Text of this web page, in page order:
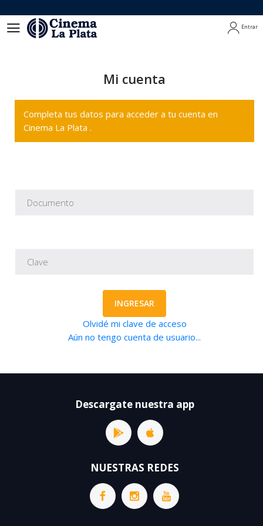
Entrar
Mi cuenta
Completa tus datos para acceder a tu cuenta en
Cinema La Plata .
INGRESAR
Olvidé mi clave de acceso
Aún no tengo cuenta de usuario...
Descargate nuestra app
NUESTRAS REDES